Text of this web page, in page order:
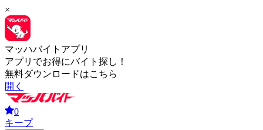
×
マッハバイトアプリ
アプリでお得にバイト探し！
無料ダウンロードはこちら
開く
0
キープ